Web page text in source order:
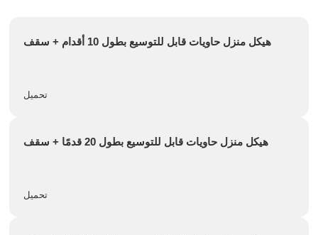
هيكل منزل حاويات قابل للتوسيع بطول 10 أقدام + سقف
تحميل
هيكل منزل حاويات قابل للتوسيع بطول 20 قدمًا + سقف
تحميل